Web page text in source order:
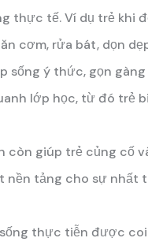
thực tế. Ví dụ trẻ khi
cơm, rửa bát, dọn
sống ý thức, gọn
lớp học, từ đó trẻ
giúp trẻ củng cố
nền tảng cho sự nhất
thực tiễn được